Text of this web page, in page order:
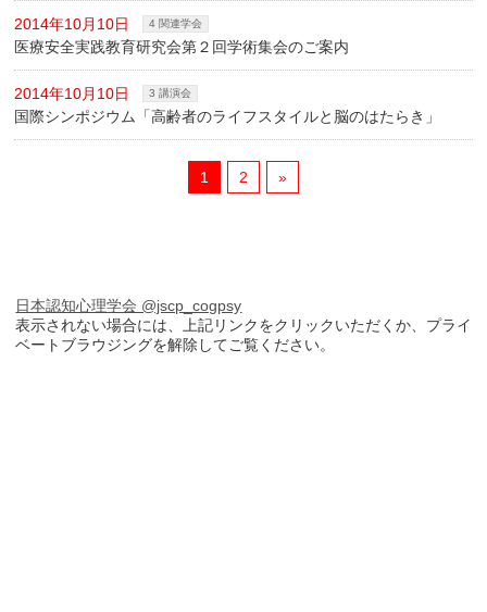
2014年10月10日 4 関連学会
医療安全実践教育研究会第２回学術集会のご案内
2014年10月10日 3 講演会
国際シンポジウム「高齢者のライフスタイルと脳のはたらき」
1 2 »
日本認知心理学会 @jscp_cogpsy
表示されない場合には、上記リンクをクリックいただくか、プライ
ベートブラウジングを解除してご覧ください。